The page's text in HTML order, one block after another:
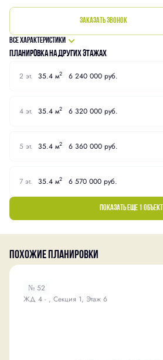
Заказать звонок
Все характеристики
Планировка на других этажах
2 эт. 35.4 м2 6 240 000 руб.
4 эт. 35.4 м2 6 320 000 руб.
5 эт. 35.4 м2 6 360 000 руб.
7 эт. 35.4 м2 6 570 000 руб.
Показать еще 1 объект
Похожие планировки
№ 52
ЖД 4 - , Секция 1, Этаж 6